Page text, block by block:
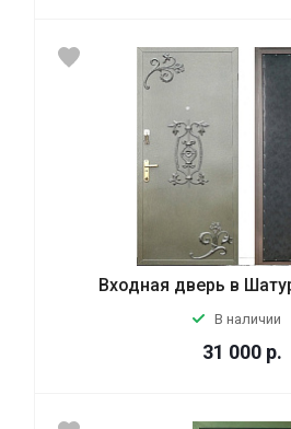
Входная дверь в
В наличии
31 000 р.